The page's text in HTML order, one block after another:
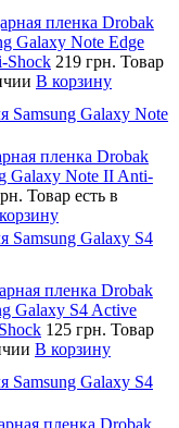
пленка Drobak
Galaxy Note Edge
Shock 219 грн. Товар
В корзину
Samsung Galaxy Note
пленка Drobak
Galaxy Note II Anti-
Товар есть в
Samsung Galaxy S4
пленка Drobak
Galaxy S4 Active
125 грн. Товар
В корзину
Samsung Galaxy S4
пленка Drobak